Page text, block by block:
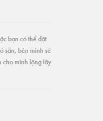
bạn có thể đặt
sẵn, bên mình sẽ
cho mình lộng lẫy